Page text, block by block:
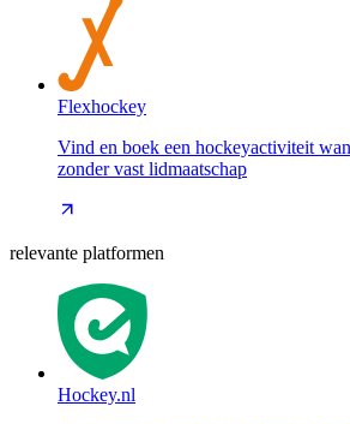
Flexhockey
Vind en boek een hockeyactiviteit
zonder vast lidmaatschap
relevante platformen
Hockey.nl